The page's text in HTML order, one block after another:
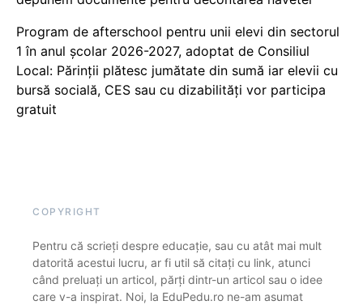
Program de afterschool pentru unii elevi din sectorul
1 în anul școlar 2026-2027, adoptat de Consiliul
Local: Părinții plătesc jumătate din sumă iar elevii cu
bursă socială, CES sau cu dizabilităţi vor participa
gratuit
COPYRIGHT
Pentru că scrieți despre educație, sau cu atât mai mult
datorită acestui lucru, ar fi util să citați cu link, atunci
când preluați un articol, părți dintr-un articol sau o idee
care v-a inspirat. Noi, la EduPedu.ro ne-am asumat